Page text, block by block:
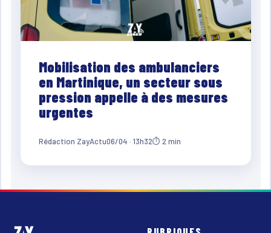
Mobilisation des ambulanciers
en Martinique, un secteur sous
pression appelle à des mesures
urgentes
Rédaction ZayActu06/04 · 13h32⏱ 2 min